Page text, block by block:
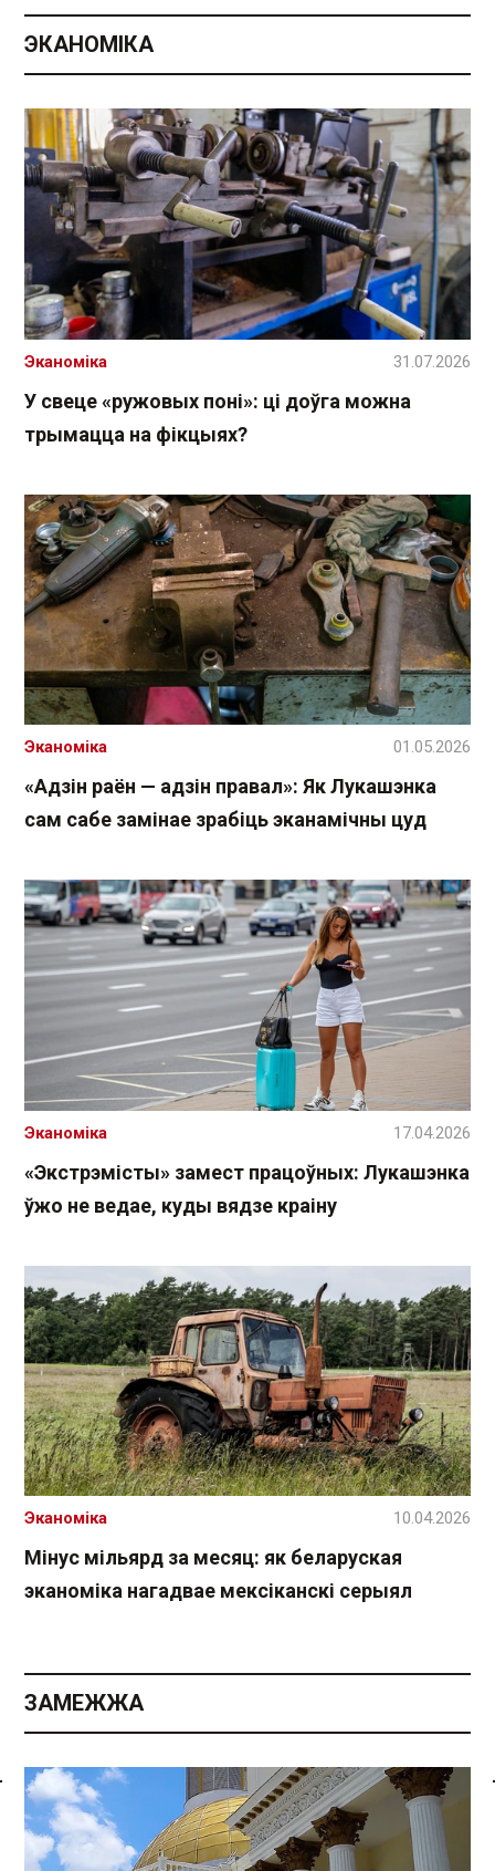
Спасылка без VPN
ЭКАНОМІКА
У свеце «ружовых поні»: ці доўга можна
трымацца на фікцыях?
Эканоміка 31.07.2026
«Адзін раён — адзін правал»: Як Лукашэнка
сам сабе замінае зрабіць эканамічны цуд
Эканоміка 01.05.2026
«Экстрэмісты» замест працоўных: Лукашэнка
ўжо не ведае, куды вядзе краіну
Эканоміка 17.04.2026
Мінус мільярд за месяц: як беларуская
эканоміка нагадвае мексіканскі серыял
Эканоміка 10.04.2026
ЗАМЕЖЖА